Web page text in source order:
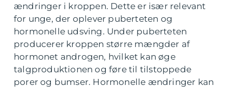
ændringer i kroppen. Dette er især relevant
for unge, der oplever puberteten og
hormonelle udsving. Under puberteten
producerer kroppen større mængder af
hormonet androgen, hvilket kan øge
talgproduktionen og føre til tilstoppede
porer og bumser. Hormonelle ændringer kan